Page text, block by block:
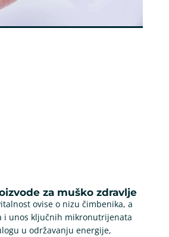
za muško zdravlje
ovise o nizu čimbenika, a
i unos ključnih mikronutrijenata
u održavanju energije,